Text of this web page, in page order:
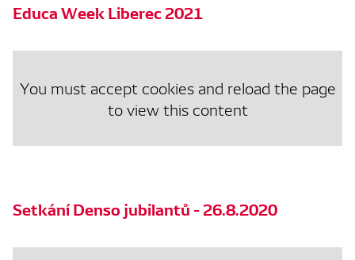
Educa Week Liberec 2021
You must accept cookies and reload the page
to view this content
Setkání Denso jubilantů - 26.8.2020